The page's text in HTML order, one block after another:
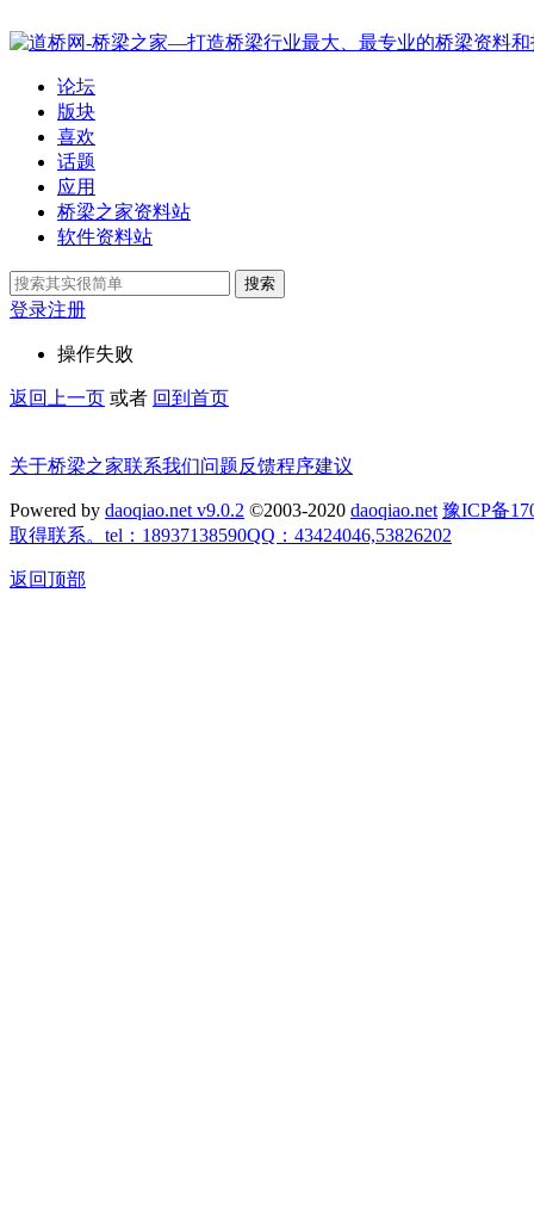
论坛
版块
喜欢
话题
应用
桥梁之家资料站
软件资料站
搜索
登录注册
操作失败
返回上一页 或者 回到首页
关于桥梁之家联系我们问题反馈程序建议
Powered by daoqiao.net v9.0.2 ©2003-2020 daoqiao.net 豫ICP备
取得联系。tel：18937138590QQ：43424046,53826202
返回顶部